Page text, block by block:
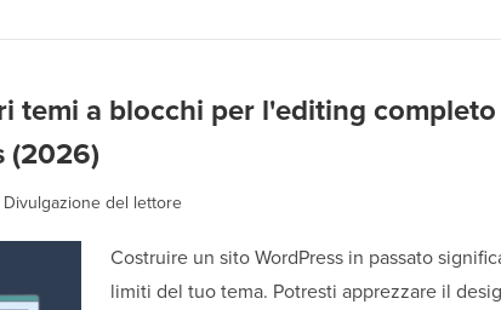
temi a blocchi per l'editing
(2026)
Divulgazione del lettore
Costruire un sito WordPress in passato
limiti del tuo tema. Potresti apprezzare il